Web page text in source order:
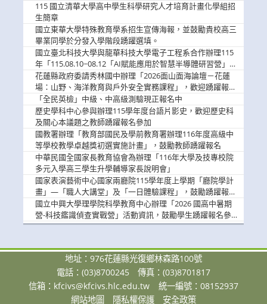
115 國立清華大學高中學生科學研究人才培育計畫化學組招
生簡章
國立東華大學特殊教育學系招生宣傳海報，並鼓勵貴校高三
畢業同學於分發入學階段踴躍選填。
國立臺北科技大學與龍華科技大學電子工程系合作辦理115
年「115.08.10~08.12「AI賦能應用於智慧半導體研習營」，
歡迎學生踴躍報名參加
花蓮縣政府委請秀林國中辦理「2026面山面海論壇－花蓮
場：山野、海洋教育與戶外安全實務課程」，歡迎踴躍報名
參加
「全民英檢」中級、中高級測驗現正報名中
歷史學科中心參與辦理115學年度台語片影史，歡迎歷史科
及關心本議題之教師踴躍報名參加
國教署辦理「教育部國民及學前教育署辦理116年度高級中
等學校教學卓越獎初選實施計畫」，鼓勵教師踴躍報名
中華民國全國家長教育協會為辦理「116年大學及技專校院
多元入學高三學生升學輔導家長說明會」
國家表演藝術中心國家兩廳院115學年度上學期「廳院學計
畫」—「職人大講堂」及「一日體驗課程」，鼓勵踴躍報名
參與。
國立中興大學理學院科學教育中心辦理「2026 國高中暑期
營-科技鑑識偵查實戰營」活動資訊，鼓勵學生踴躍報名參
加。
地址：976花蓮縣光復鄉林森路100號
電話：(03)8700245
傳真：(03)8701817
信箱： kfcivs@kfcivs.hlc.edu.tw
統一編號：08152937
網站地圖
隱私權保護 安全政策